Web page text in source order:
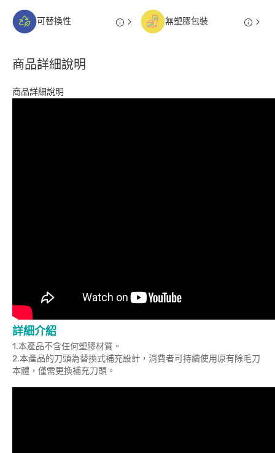
可替換性 無塑膠包裝
商品詳細說明
商品詳細說明
詳細介紹
1.本產品不含任何塑膠材質。
2.本產品的刀頭為替換式補充設計，消費者可持續使用原有除毛刀
本體，僅需更換補充刀頭。